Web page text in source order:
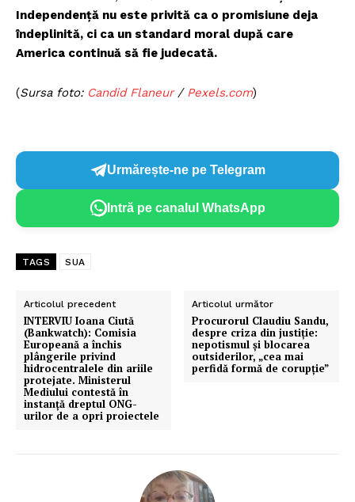
PRESShub
Despre noi / Echipa
Rețea
Contact
Independență nu este privită ca o promisiune deja
îndeplinită, ci ca un standard moral după care
America continuă să fie judecată.
(Sursa foto: Candid Flaneur/ Pexels.com)
Urmărește-ne pe Telegram
Intră pe canalul WhatsApp
TAGS SUA
Articolul precedent
INTERVIU Ioana Ciută
(Bankwatch): Comisia
Europeană a închis
plângerile privind
hidrocentralele din ariile
protejate. Ministerul
Mediului contestă în
instanță dreptul ONG-
urilor de a opri proiectele
Articolul următor
Procurorul Claudiu Sandu,
despre criza din justiție:
nepotismul și blocarea
outsiderilor, „cea mai
perfidă formă de corupție”